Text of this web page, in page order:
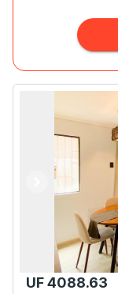
Anterior
Siguiente
UF 4088.63